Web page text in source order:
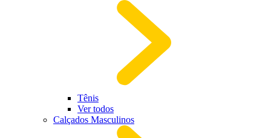
Tênis
Ver todos
Calçados Masculinos